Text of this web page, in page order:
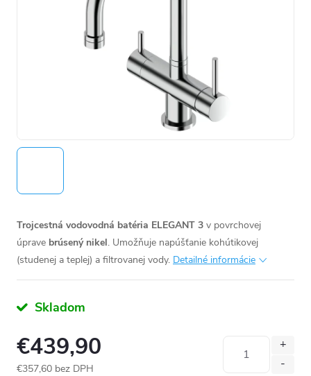
Trojcestná vodovodná batéria ELEGANT 3 v povrchovej
úprave brúsený nikel. Umožňuje napúšťanie kohútikovej
(studenej a teplej) a filtrovanej vody. Detailné informácie
Skladom
€439,90
€357,60 bez DPH